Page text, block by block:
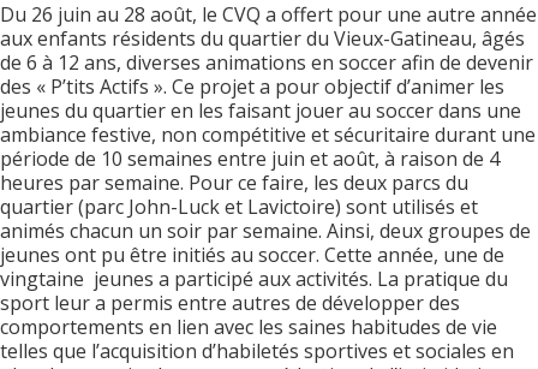
Du 26 juin au 28 août, le CVQ a offert pour une autre année
aux enfants résidents du quartier du Vieux-Gatineau, âgés
de 6 à 12 ans, diverses animations en soccer afin de devenir
des « P’tits Actifs ». Ce projet a pour objectif d’animer les
jeunes du quartier en les faisant jouer au soccer dans une
ambiance festive, non compétitive et sécuritaire durant une
période de 10 semaines entre juin et août, à raison de 4
heures par semaine. Pour ce faire, les deux parcs du
quartier (parc John-Luck et Lavictoire) sont utilisés et
animés chacun un soir par semaine. Ainsi, deux groupes de
jeunes ont pu être initiés au soccer. Cette année, une de
vingtaine jeunes a participé aux activités. La pratique du
sport leur a permis entre autres de développer des
comportements en lien avec les saines habitudes de vie
telles que l’acquisition d’habiletés sportives et sociales en